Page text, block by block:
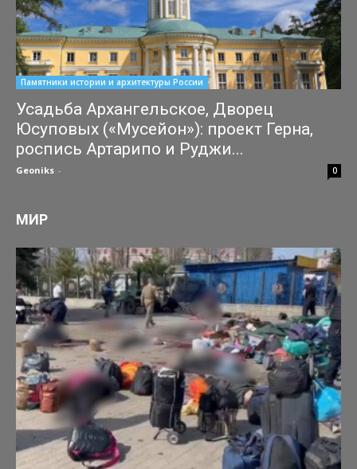
Памятники истории и архитектуры России
Усадьба Архангельское, Дворец
Юсуповых («Мусейон»): проект Герна,
роспись Артарипо и Руджи...
Geoniks - 0
МИР